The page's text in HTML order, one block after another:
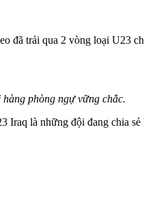
đã trải qua 2 vòng loại U23
phòng ngự vững chắc.
là những đội đang chia